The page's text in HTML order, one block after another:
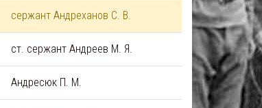
сержант Андреханов С. В.
ст. сержант Андреев М. Я.
Андресюк П. М.